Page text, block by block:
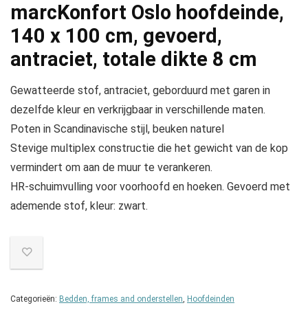
marcKonfort Oslo hoofdeinde,
140 x 100 cm, gevoerd,
antraciet, totale dikte 8 cm
Gewatteerde stof, antraciet, geborduurd met garen in
dezelfde kleur en verkrijgbaar in verschillende maten.
Poten in Scandinavische stijl, beuken naturel
Stevige multiplex constructie die het gewicht van de kop
vermindert om aan de muur te verankeren.
HR-schuimvulling voor voorhoofd en hoeken. Gevoerd met
ademende stof, kleur: zwart.
Categorieën: Bedden, frames and onderstellen, Hoofdeinden